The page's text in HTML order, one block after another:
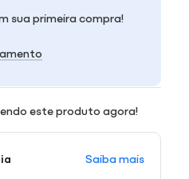
sua primeira compra!
este produto agora!
Saiba mais